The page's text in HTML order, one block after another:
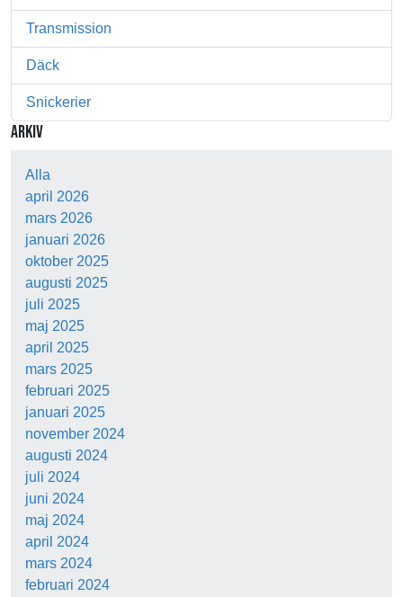
Transmission
Däck
Snickerier
ARKIV
Alla
april 2026
mars 2026
januari 2026
oktober 2025
augusti 2025
juli 2025
maj 2025
april 2025
mars 2025
februari 2025
januari 2025
november 2024
augusti 2024
juli 2024
juni 2024
maj 2024
april 2024
mars 2024
februari 2024